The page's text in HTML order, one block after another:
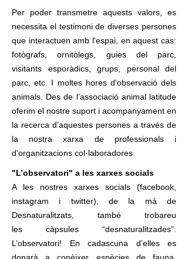
Per poder transmetre aquests valors, es
necessita el testimoni de diverses persones
que interactuen amb l'espai, en aquest cas:
fotògrafs, ornitòlegs, guies del parc,
visitants esporàdics, grups, personal del
parc, etc. I moltes hores d'observació dels
animals. Des de l’associació animal latitude
oferim el nostre suport i acompanyament en
la recerca d’aquestes persones a través de
la nostra xarxa de professionals i
d’organitzacions col·laboradores.
"L’observatori" a les xarxes socials
A les nostres xarxes socials (facebook,
instagram i twitter), de la mà de
Desnaturalitzats, també trobareu
les càpsules “desnaturalitzades”:
L’observatori! En cadascuna d’elles es